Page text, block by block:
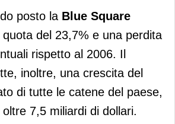
posto la Blue Square
del 23,7% e una perdita
rispetto al 2006. Il
inoltre, una crescita del
di tutte le catene del paese,
7,5 miliardi di dollari.